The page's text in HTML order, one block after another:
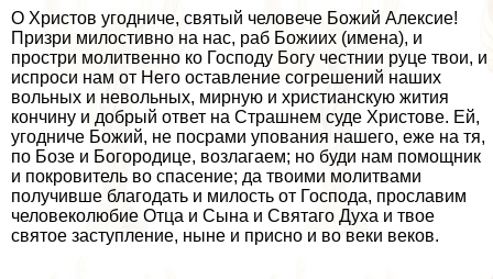
О Христов угодниче, святый человече Божий Алексие!
Призри милостивно на нас, раб Божиих (имена), и
простри молитвенно ко Господу Богу честнии руце твои, и
испроси нам от Него оставление согрешений наших
вольных и невольных, мирную и христианскую жития
кончину и добрый ответ на Страшнем суде Христове. Ей,
угодниче Божий, не посрами упования нашего, еже на тя,
по Бозе и Богородице, возлагаем; но буди нам помощник
и покровитель во спасение; да твоими молитвами
получивше благодать и милость от Господа, прославим
человеколюбие Отца и Сына и Святаго Духа и твое
святое заступление, ныне и присно и во веки веков.